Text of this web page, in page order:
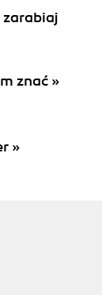
znać »
»